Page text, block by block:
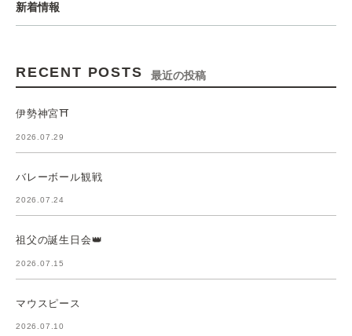
新着情報
RECENT POSTS 最近の投稿
伊勢神宮⛩️
2026.07.29
バレーボール観戦
2026.07.24
祖父の誕生日会👑
2026.07.15
マウスピース
2026.07.10